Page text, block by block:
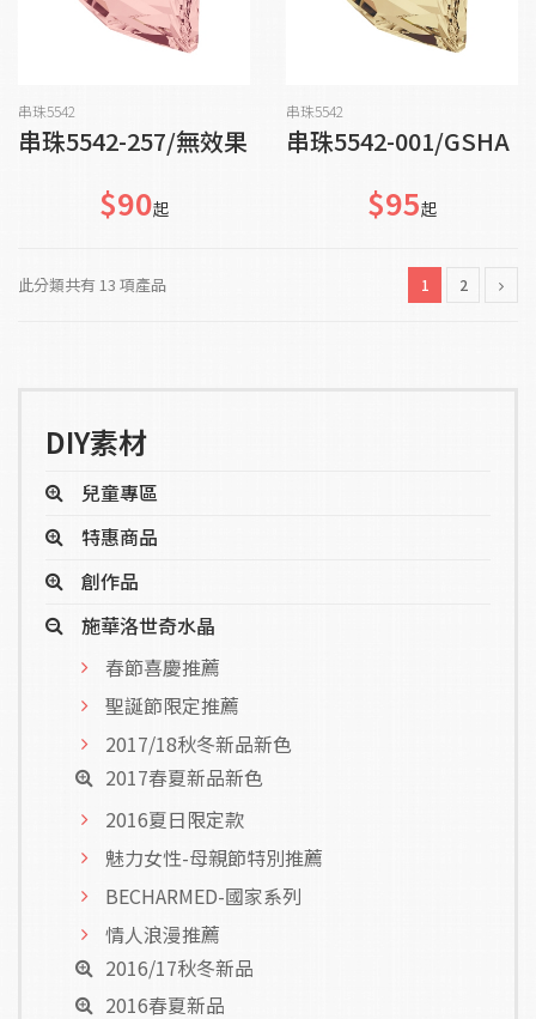
串珠5542
串珠5542-257/無效果
$90起
串珠5542
串珠5542-001/GSHA
$95起
此分類共有 13 項產品 1 2
DIY素材
兒童專區
特惠商品
創作品
施華洛世奇水晶
春節喜慶推薦
聖誕節限定推薦
2017/18秋冬新品新色
2017春夏新品新色
2016夏日限定款
魅力女性-母親節特別推薦
BECHARMED-國家系列
情人浪漫推薦
2016/17秋冬新品
2016春夏新品